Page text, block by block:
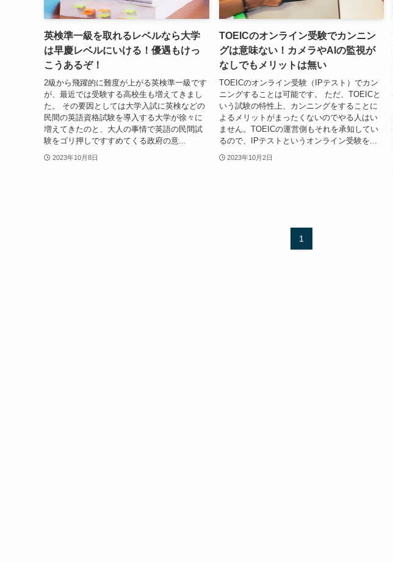
英検準一級を取れるレベルなら大学
は早慶レベルにいける！優遇もけっ
こうあるぞ！
2級から飛躍的に難度が上がる英検準一級です
が、最近では受験する高校生も増えてきまし
た。 その要因としては大学入試に英検などの
民間の英語資格試験を導入する大学が徐々に
増えてきたのと、大人の事情で英語の民間試
験をゴリ押しですすめてくる政府の意...
2023年10月8日
TOEICのオンライン受験でカンニン
グは意味ない！カメラやAIの監視が
なしでもメリットは無い
TOEICのオンライン受験（IPテスト）でカン
ニングすることは可能です。 ただ、TOEICと
いう試験の特性上、カンニングをすることに
よるメリットがまったくないのでやる人はい
ません。TOEICの運営側もそれを承知してい
るので、IPテストというオンライン受験を...
2023年10月2日
1